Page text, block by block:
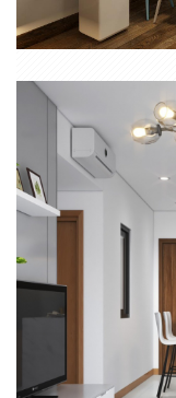
NỘI THẤT CĂN